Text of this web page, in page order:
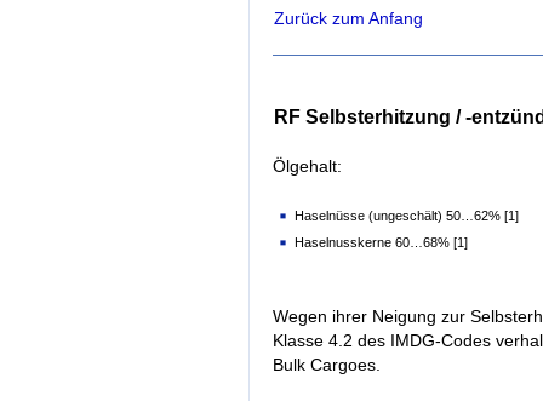
Zurück zum Anfang
RF Selbsterhitzung / -
Ölgehalt:
Haselnüsse (ungeschält) 50…62% [1]
Haselnusskerne 60…68% [1]
Wegen ihrer Neigung zur
Klasse 4.2 des IMDG-Codes
Bulk Cargoes.